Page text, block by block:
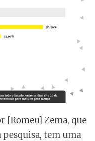
[Romeu] Zema, que
tem uma